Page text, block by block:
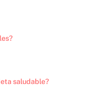
saludable?